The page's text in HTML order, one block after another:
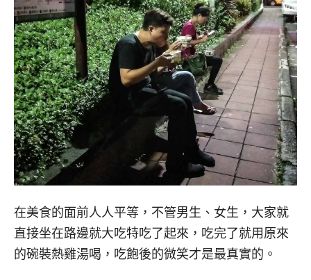
在美食的面前人人平等，不管男生、女生，大家就
直接坐在路邊就大吃特吃了起來，吃完了就用原來
的碗裝熱雞湯喝，吃飽後的微笑才是最真實的。